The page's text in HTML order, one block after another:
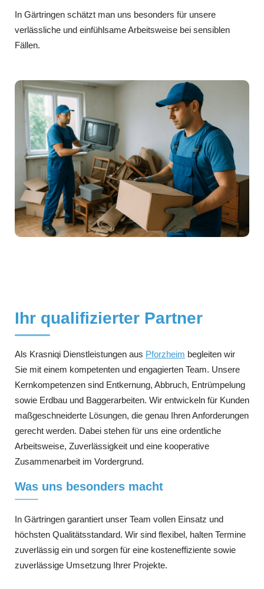
In Gärtringen schätzt man uns besonders für unsere
verlässliche und einfühlsame Arbeitsweise bei sensiblen
Fällen.
Ihr qualifizierter Partner
Als Krasniqi Dienstleistungen aus Pforzheim begleiten wir
Sie mit einem kompetenten und engagierten Team. Unsere
Kernkompetenzen sind Entkernung, Abbruch, Entrümpelung
sowie Erdbau und Baggerarbeiten. Wir entwickeln für Kunden
maßgeschneiderte Lösungen, die genau Ihren Anforderungen
gerecht werden. Dabei stehen für uns eine ordentliche
Arbeitsweise, Zuverlässigkeit und eine kooperative
Zusammenarbeit im Vordergrund.
Was uns besonders macht
In Gärtringen garantiert unser Team vollen Einsatz und
höchsten Qualitätsstandard. Wir sind flexibel, halten Termine
zuverlässig ein und sorgen für eine kosteneffiziente sowie
zuverlässige Umsetzung Ihrer Projekte.